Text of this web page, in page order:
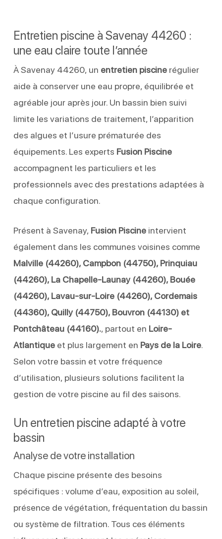
Entretien piscine à Savenay 44260 :
une eau claire toute l’année
À Savenay 44260, un entretien piscinerégulier
aide à conserver une eau propre, équilibrée et
agréable jour après jour. Un bassin bien suivi
limite les variations de traitement, l’apparition
des algues et l’usure prématurée des
équipements. Les experts Fusion Piscine
accompagnent les particuliers et les
professionnels avec des prestations adaptées à
chaque configuration.
Présent à Savenay, Fusion Piscineintervient
également dans les communes voisines comme
Malville (44260), Campbon (44750), Prinquiau
(44260), La Chapelle-Launay (44260), Bouée
(44260), Lavau-sur-Loire (44260), Cordemais
(44360), Quilly (44750), Bouvron (44130) et
Pontchâteau (44160)., partout en Loire-
Atlantiqueet plus largement en Pays de la Loire.
Selon votre bassin et votre fréquence
d’utilisation, plusieurs solutions facilitent la
gestion de votre piscine au fil des saisons.
Un entretien piscine adapté à votre
bassin
Analyse de votre installation
Chaque piscine présente des besoins
spécifiques : volume d’eau, exposition au soleil,
présence de végétation, fréquentation du bassin
ou système de filtration. Tous ces éléments